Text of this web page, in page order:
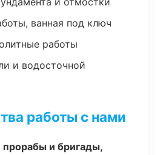
ванная под ключ
работы
и водосточной
работы с нами
и бригады,